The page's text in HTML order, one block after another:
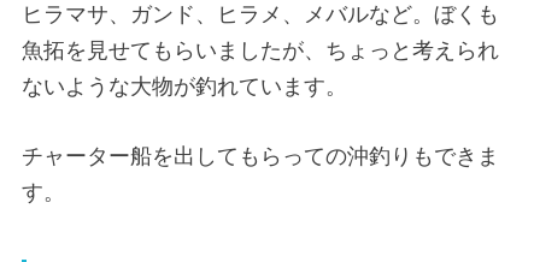
ヒラマサ、ガンド、ヒラメ、メバルなど。ぼくも
魚拓を見せてもらいましたが、ちょっと考えられ
ないような大物が釣れています。
チャーター船を出してもらっての沖釣りもできま
す。